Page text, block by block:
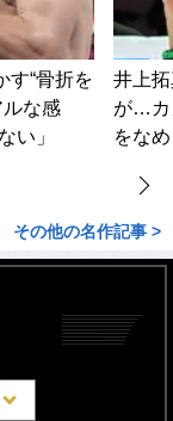
す“骨折を
な感
い」
井上
が…カ
をな
その他の名作記事 >